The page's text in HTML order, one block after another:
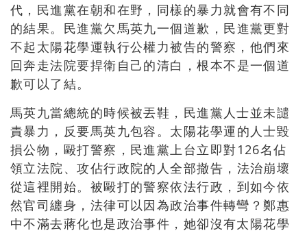
代 ， 民進黨在朝和在野 ， 同樣的暴力就會有不同
的結果。 民進黨欠馬英九一個道歉 ， 民進黨更對
不起太陽花學運執行公權力被告的警察 ， 他們來
回奔走法院要捍衛自己的清白 ，根本不是一個道
歉可以了結。
馬英九當總統的時候被丟鞋 ， 民進黨人士並未譴
責暴力 ， 反要馬英九包容。 太陽花學運的人士毀
損公物 ， 毆打警察 ， 民進黨上台立即對126名佔
領立法院、攻佔行政院的人全部撤告 ， 法治崩壞
從這裡開始。 被毆打的警察依法行政 ， 到如今依
然官司纏身 ， 法律可以因為政治事件轉彎 ？鄭惠
中不滿去蔣化也是政治事件 ， 她卻沒有太陽花學